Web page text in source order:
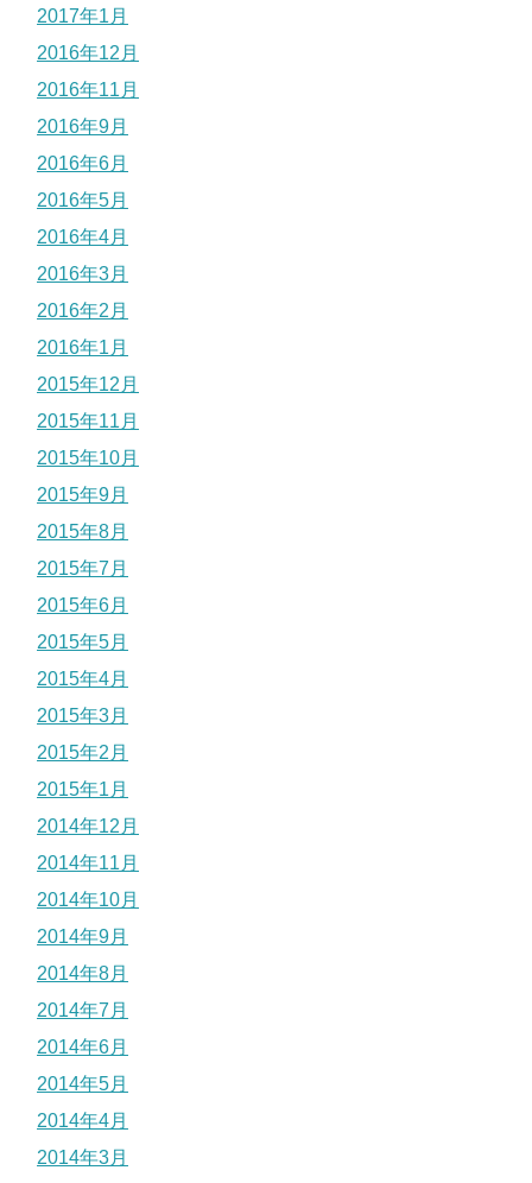
2017年1月
2016年12月
2016年11月
2016年9月
2016年6月
2016年5月
2016年4月
2016年3月
2016年2月
2016年1月
2015年12月
2015年11月
2015年10月
2015年9月
2015年8月
2015年7月
2015年6月
2015年5月
2015年4月
2015年3月
2015年2月
2015年1月
2014年12月
2014年11月
2014年10月
2014年9月
2014年8月
2014年7月
2014年6月
2014年5月
2014年4月
2014年3月